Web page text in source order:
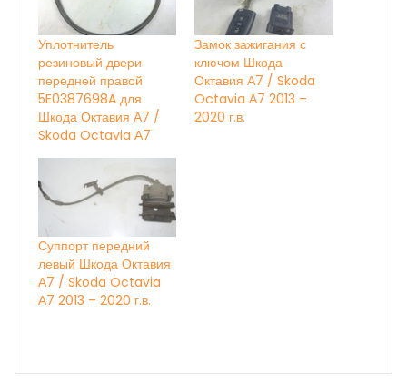
Уплотнитель
резиновый двери
передней правой
5E0387698A для
Шкода Октавия А7 /
Skoda Octavia А7
Замок зажигания с
ключом Шкода
Октавия А7 / Skoda
Octavia А7 2013 –
2020 г.в.
Суппорт передний
левый Шкода Октавия
А7 / Skoda Octavia
А7 2013 – 2020 г.в.